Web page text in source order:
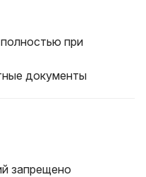
при
документы
запрещено